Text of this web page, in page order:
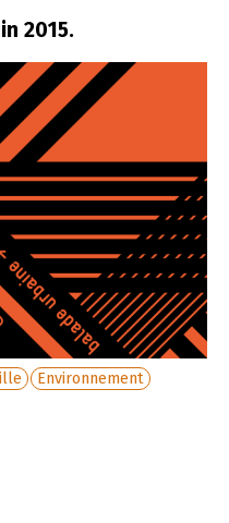
2015.
Environnement